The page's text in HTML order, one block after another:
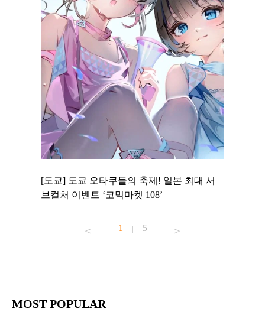
[도쿄] 도쿄 오타쿠들의 축제! 일본 최대 서
브컬처 이벤트 ‘코믹마켓 108’
1 | 5
MOST POPULAR